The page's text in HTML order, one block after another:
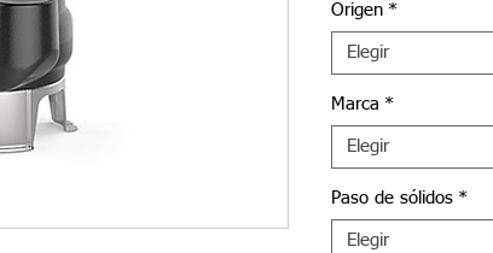
Origen *
Elegir
Marca *
Elegir
Paso de sólidos *
Elegir